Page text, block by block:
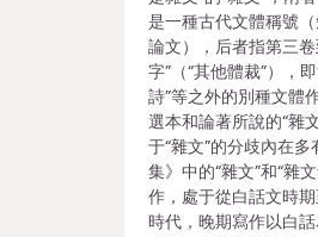
是一種古代文體稱號
論文），后者指第三
字”（“其他體裁”），
詩”等之外的別種文體
選本和論著所說的“雜
于“雜文”的分歧內在
集》中的“雜文”和“雜
作，處于從白話文時
時代，晚期寫作以白